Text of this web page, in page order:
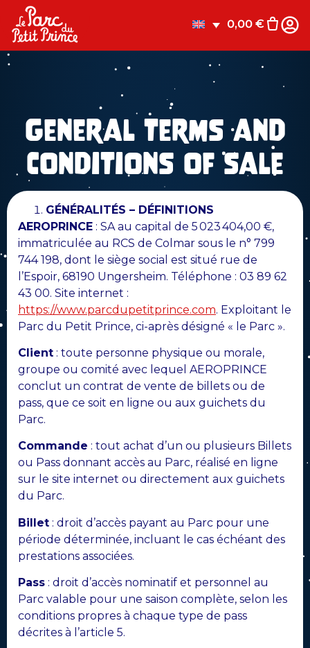
0,00 €
General terms and
conditions of sale
GÉNÉRALITÉS – DÉFINITIONS
AEROPRINCE : SA au capital de 5 023 404,00 €,
immatriculée au RCS de Colmar sous le n° 799
744 198, dont le siège social est situé rue de
l’Espoir, 68190 Ungersheim. Téléphone : 03 89 62
43 00. Site internet :
https://www.parcdupetitprince.com. Exploitant le
Parc du Petit Prince, ci-après désigné « le Parc ».
Client : toute personne physique ou morale,
groupe ou comité avec lequel AEROPRINCE
conclut un contrat de vente de billets ou de
pass, que ce soit en ligne ou aux guichets du
Parc.
Commande : tout achat d’un ou plusieurs Billets
ou Pass donnant accès au Parc, réalisé en ligne
sur le site internet ou directement aux guichets
du Parc.
Billet : droit d’accès payant au Parc pour une
période déterminée, incluant le cas échéant des
prestations associées.
Pass : droit d’accès nominatif et personnel au
Parc valable pour une saison complète, selon les
conditions propres à chaque type de pass
décrites à l’article 5.